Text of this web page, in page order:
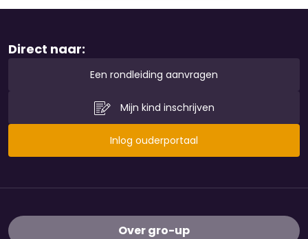
Direct naar:
Een rondleiding aanvragen
Mijn kind inschrijven
Inlog ouderportaal
Over gro-up